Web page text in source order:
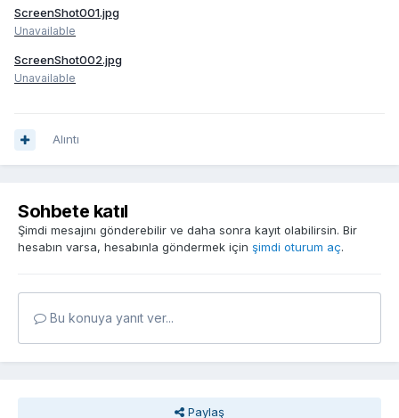
ScreenShot001.jpg
Unavailable
ScreenShot002.jpg
Unavailable
Alıntı
Sohbete katıl
Şimdi mesajını gönderebilir ve daha sonra kayıt olabilirsin. Bir
hesabın varsa, hesabınla göndermek için şimdi oturum aç.
Bu konuya yanıt ver...
Paylaş